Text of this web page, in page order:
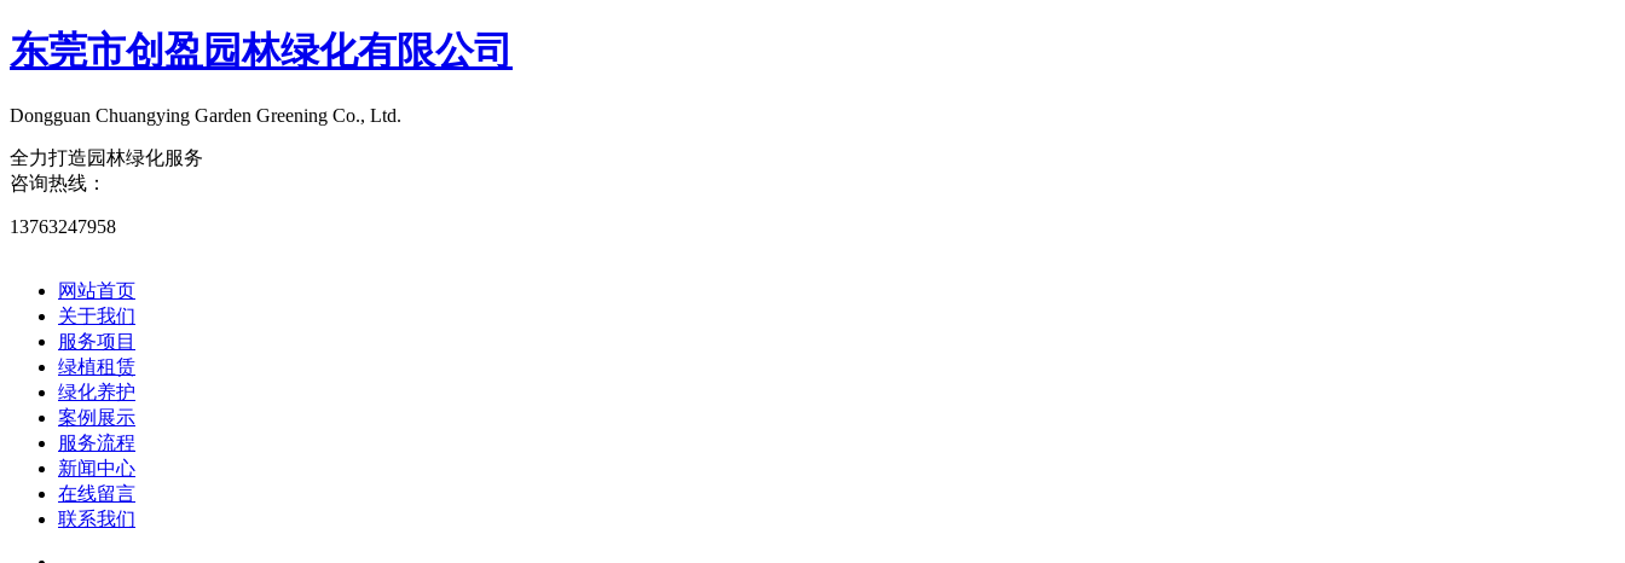
东莞市创盈园林绿化有限公司
Dongguan Chuangying Garden Greening Co., Ltd.​
全力打造园林绿化服务
咨询热线：
13763247958
网站首页
关于我们
服务项目
绿植租赁
绿化养护
案例展示
服务流程
新闻中心
在线留言
联系我们